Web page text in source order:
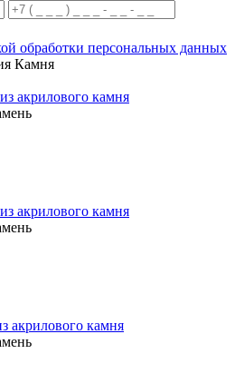
обработки персональных данных
Камня
акрилового камня
акрилового камня
акрилового камня